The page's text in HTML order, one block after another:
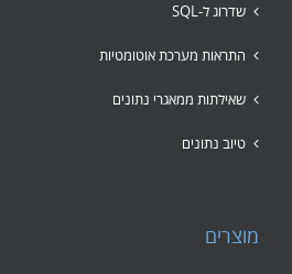
שדרוג ל-SQL
התראות מערכת אוטומטיות
שאילתות ממאגרי נתונים
טיוב נתונים
מוצרים